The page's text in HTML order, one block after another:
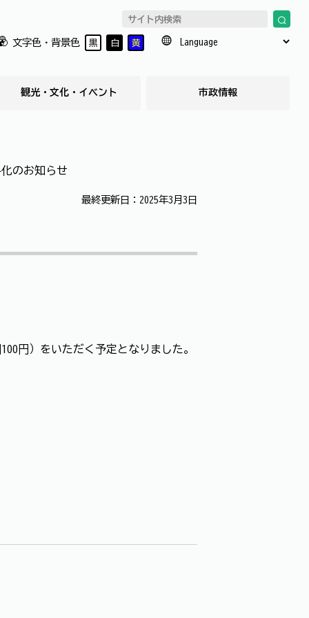
文字色・背景色 黒 白 黄
観光・文化・イベント 市政情報
のお知らせ
最終更新日：2025年3月3日
円）をいただく予定となりました。